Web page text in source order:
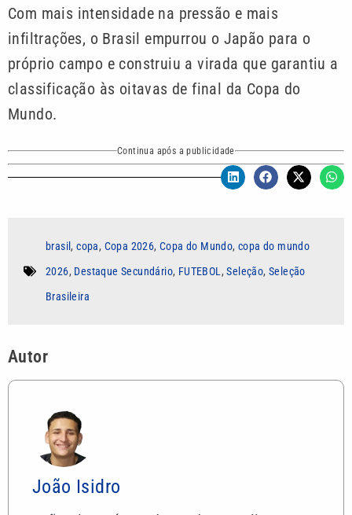
Com mais intensidade na pressão e mais
infiltrações, o Brasil empurrou o Japão para o
próprio campo e construiu a virada que garantiu a
classificação às oitavas de final da Copa do
Mundo.
Continua após a publicidade
brasil,copa, Copa 2026,Copa do Mundo,copa do mundo
2026, Destaque Secundário, FUTEBOL,Seleção,Seleção
Brasileira
Autor
João Isidro